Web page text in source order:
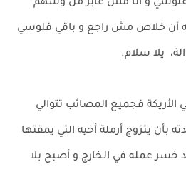
و أنا مش عايز من وشهم
أن خلاص مش راجع و باقي فلوسي
يلا سلام.
الأريكة فجميع المصائب تتوالي
بأن يتزوج أرملة أخيه التي يمقتها
خسر عمله في الخارج و أصبح بلا